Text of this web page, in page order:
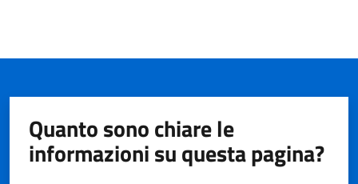
Quanto sono chiare le
informazioni su questa pagina?